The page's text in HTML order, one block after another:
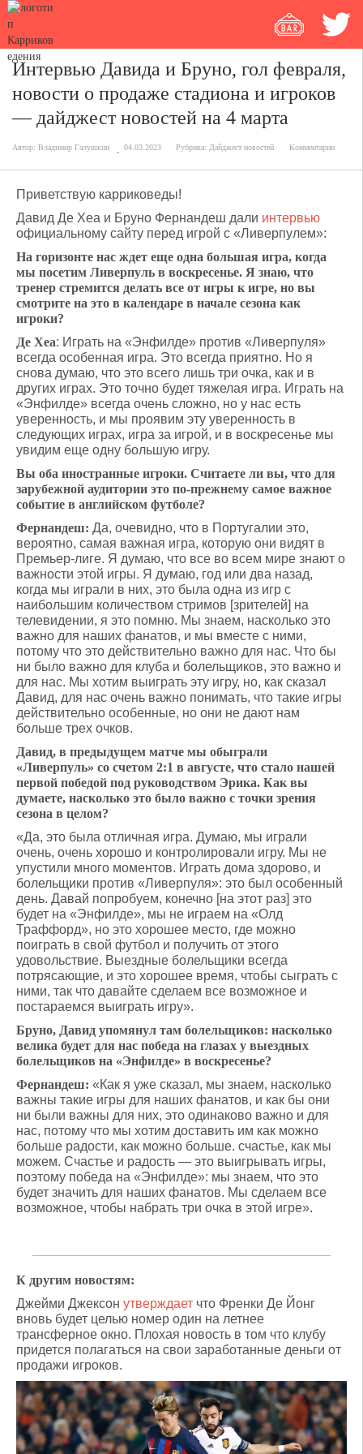
Интервью Давида и Бруно, гол февраля,
новости о продаже стадиона и игроков
— дайджест новостей на 4 марта
Автор: Владимир Галушкин 04.03.2023 Рубрика: Дайджест новостей Комментарии
Приветствую карриковеды!
Давид Де Хеа и Бруно Фернандеш дали интервью
официальному сайту перед игрой с «Ливерпулем»:
На горизонте нас ждет еще одна большая игра, когда
мы посетим Ливерпуль в воскресенье. Я знаю, что
тренер стремится делать все от игры к игре, но вы
смотрите на это в календаре в начале сезона как
игроки?
Де Хеа: Играть на «Энфилде» против «Ливерпуля»
всегда особенная игра. Это всегда приятно. Но я
снова думаю, что это всего лишь три очка, как и в
других играх. Это точно будет тяжелая игра. Играть на
«Энфилде» всегда очень сложно, но у нас есть
уверенность, и мы проявим эту уверенность в
следующих играх, игра за игрой, и в воскресенье мы
увидим еще одну большую игру.
Вы оба иностранные игроки. Считаете ли вы, что для
зарубежной аудитории это по-прежнему самое важное
событие в английском футболе?
Фернандеш: Да, очевидно, что в Португалии это,
вероятно, самая важная игра, которую они видят в
Премьер-лиге. Я думаю, что все во всем мире знают о
важности этой игры. Я думаю, год или два назад,
когда мы играли в них, это была одна из игр с
наибольшим количеством стримов [зрителей] на
телевидении, я это помню. Мы знаем, насколько это
важно для наших фанатов, и мы вместе с ними,
потому что это действительно важно для нас. Что бы
ни было важно для клуба и болельщиков, это важно и
для нас. Мы хотим выиграть эту игру, но, как сказал
Давид, для нас очень важно понимать, что такие игры
действительно особенные, но они не дают нам
больше трех очков.
Давид, в предыдущем матче мы обыграли
«Ливерпуль» со счетом 2:1 в августе, что стало нашей
первой победой под руководством Эрика. Как вы
думаете, насколько это было важно с точки зрения
сезона в целом?
«Да, это была отличная игра. Думаю, мы играли
очень, очень хорошо и контролировали игру. Мы не
упустили много моментов. Играть дома здорово, и
болельщики против «Ливерпуля»: это был особенный
день. Давай попробуем, конечно [на этот раз] это
будет на «Энфилде», мы не играем на «Олд
Траффорд», но это хорошее место, где можно
поиграть в свой футбол и получить от этого
удовольствие. Выездные болельщики всегда
потрясающие, и это хорошее время, чтобы сыграть с
ними, так что давайте сделаем все возможное и
постараемся выиграть игру».
Бруно, Давид упомянул там болельщиков: насколько
велика будет для нас победа на глазах у выездных
болельщиков на «Энфилде» в воскресенье?
Фернандеш: «Как я уже сказал, мы знаем, насколько
важны такие игры для наших фанатов, и как бы они
ни были важны для них, это одинаково важно и для
нас, потому что мы хотим доставить им как можно
больше радости, как можно больше. счастье, как мы
можем. Счастье и радость — это выигрывать игры,
поэтому победа на «Энфилде»: мы знаем, что это
будет значить для наших фанатов. Мы сделаем все
возможное, чтобы набрать три очка в этой игре».
К другим новостям:
Джейми Джексон утверждает что Френки Де Йонг
вновь будет целью номер один на летнее
трансферное окно. Плохая новость в том что клубу
придется полагаться на свои заработанные деньги от
продажи игроков.